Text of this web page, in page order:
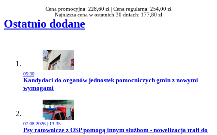
Cena promocyjna: 228,60 zł | Cena regularna: 254,00 zł
Najniższa cena w ostatnich 30 dniach: 177,80 zł
Ostatnio dodane
05:30
Przejdź do artykułu:
Kandydaci do organów jednostek pomocniczych gmin z nowymi
wymogami
07.08.2026 | 13:35
Przejdź do artykułu:
Psy ratownicze z OSP pomogą innym służbom - nowelizacja trafi do